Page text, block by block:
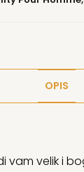
OPIS
vam velik i